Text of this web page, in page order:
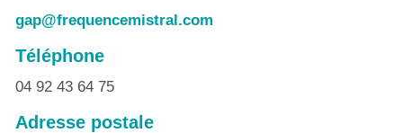
gap@frequencemistral.com
Téléphone
04 92 43 64 75
Adresse postale